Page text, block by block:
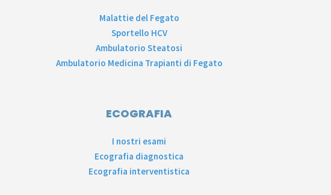
Malattie del Fegato
Sportello HCV
Ambulatorio Steatosi
Ambulatorio Medicina Trapianti di Fegato
ECOGRAFIA
I nostri esami
Ecografia diagnostica
Ecografia interventistica